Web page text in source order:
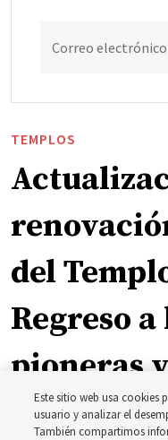
Correo electrónico
TEMPLOS
del
Regreso
pioneras
para el
Este sitio web usa cookies
usuario y analizar el
También compartimos